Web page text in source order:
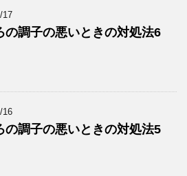
17
の調子の悪いときの対処法6
16
の調子の悪いときの対処法5